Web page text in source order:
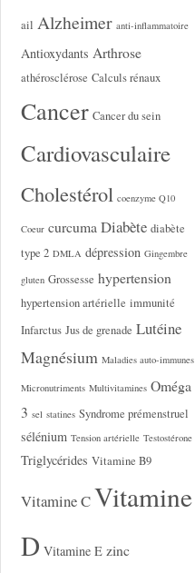
ail Alzheimer anti-inflammatoire
Antioxydants Arthrose
athérosclérose Calculs rénaux
Cancer Cancer du sein
Cardiovasculaire
Cholestérol coenzyme Q10
Coeur curcumaDiabète diabète
type 2 DMLA dépression Gingembre
gluten Grossesse hypertension
hypertension artérielle immunité
Infarctus Jus de grenade Lutéine
Magnésium Maladies auto-immunes
Micronutriments Multivitamines Oméga
3 sel statines Syndrome prémenstruel
sélénium Tension artérielle Testostérone
Triglycérides Vitamine B9
Vitamine CVitamine
D Vitamine E zinc